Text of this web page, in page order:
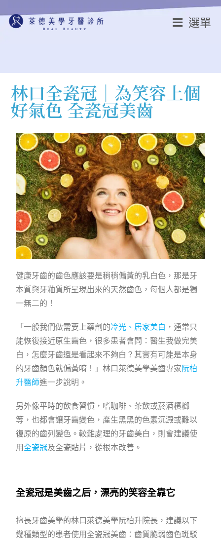
選單
林口全瓷冠│為笑容上個
好氣色 全瓷冠美齒
健康牙齒的齒色應該要是稍稍偏黃的乳白色，那是牙
本質與牙釉質所呈現出來的天然齒色，每個人都是獨
一無二的！
「一般我們做需要上藥劑的冷光、居家美白 ，通常只
能恢復接近原生齒色，很多患者會問：醫生我做完美
白，怎麼牙齒還是看起來不夠白？其實有可能是本身
的牙齒顏色就偏黃唷！」林口萊德美學美齒專家 阮柏
升醫師進一步說明。
另外像平時的飲食習慣，嗜咖啡、茶飲或菸酒檳榔
等，也都會讓牙齒變色，產生黑黑的色素沉澱或難以
復原的齒列變色。較難處理的牙齒美白，則會建議使
用全瓷冠及全瓷貼片，從根本改善。
全瓷冠是美齒之后，漂亮的笑容全靠它
擅長牙齒美學的林口萊德美學阮柏升院長，建議以下
幾種類型的患者使用全瓷冠美齒：齒質脆弱齒色斑駁